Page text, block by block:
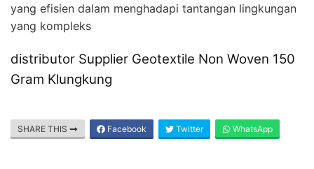
yang efisien dalam menghadapi tantangan lingkungan
yang kompleks
distributor Supplier Geotextile Non Woven 150
Gram Klungkung
SHARE THIS Facebook Twitter WhatsApp